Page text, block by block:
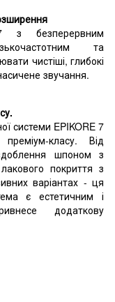
з безперервним
та
чистіші, глибокі
звучання.
системи EPIKORE 7
класу. Від
шпоном з
покриття з
варіантах - ця
є естетичним і
додаткову